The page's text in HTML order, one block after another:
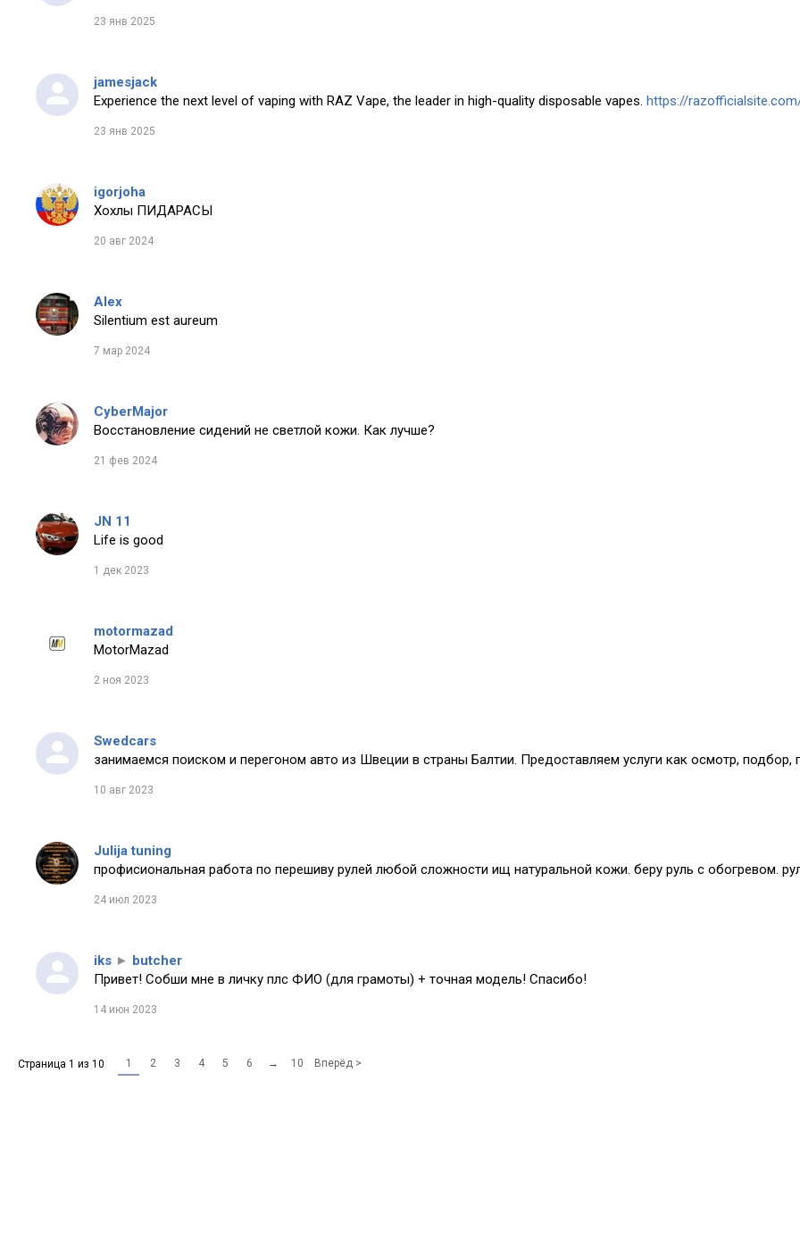
23 янв 2025
jamesjack
Experience the next level of vaping with RAZ Vape, the leader in high-quality disposable vapes. https://
23 янв 2025
igorjoha
Хохлы ПИДАРАСЫ
20 авг 2024
Alex
Silentium est aureum
7 мар 2024
CyberMajor
Восстановление сидений не светлой кожи. Как лучше?
21 фев 2024
JN 11
Life is good
1 дек 2023
motormazad
MotorMazad
2 ноя 2023
Swedcars
занимаемся поиском и перегоном авто из Швеции в страны Балтии. Предоставляем услуги как осмотр, подбор,
10 авг 2023
Julija tuning
профисиональная работа по перешиву рулей любой сложности ищ натуральной кожи. беру руль с обогревом.
24 июл 2023
iks ► butcher
Привет! Собши мне в личку плс ФИО (для грамоты) + точная модель! Спасибо!
14 июн 2023
Страница 1 из 10 1 2 3 4 5 6 → 10 Вперёд >